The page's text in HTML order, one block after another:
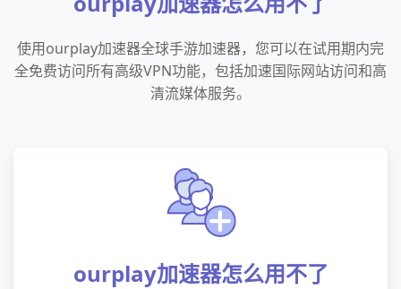
使用ourplay加速器全球手游加速器，您可以在试用期内完
全免费访问所有高级VPN功能，包括加速国际网站访问和高
清流媒体服务。
ourplay加速器怎么用不了